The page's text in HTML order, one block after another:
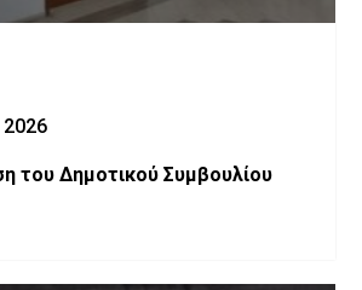
2026
του Δημοτικού Συμβουλίου